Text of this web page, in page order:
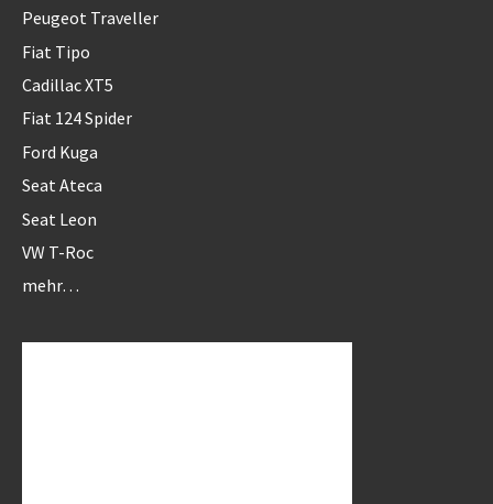
Peugeot Traveller
Fiat Tipo
Cadillac XT5
Fiat 124 Spider
Ford Kuga
Seat Ateca
Seat Leon
VW T-Roc
mehr…